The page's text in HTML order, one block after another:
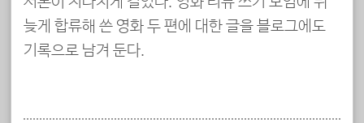
늦게 합류해 쓴 영화 두 편에 대한 글을 블로그에도
기록으로 남겨 둔다.